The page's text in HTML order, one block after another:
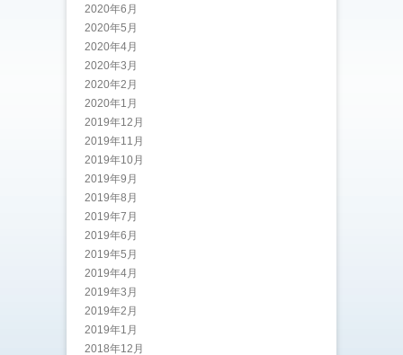
2020年6月
2020年5月
2020年4月
2020年3月
2020年2月
2020年1月
2019年12月
2019年11月
2019年10月
2019年9月
2019年8月
2019年7月
2019年6月
2019年5月
2019年4月
2019年3月
2019年2月
2019年1月
2018年12月